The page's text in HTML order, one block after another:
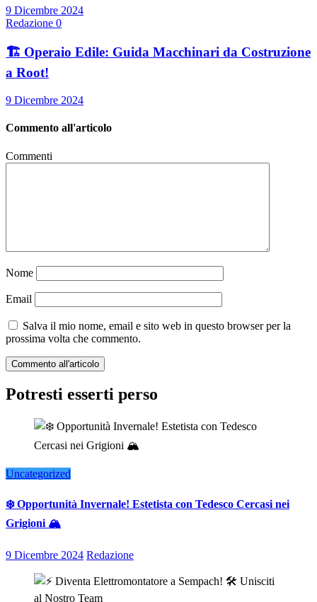
9 Dicembre 2024
Redazione 0
🏗️ Operaio Edile: Guida Macchinari da Costruzione
a Root!
9 Dicembre 2024
Commento all'articolo
Commenti
Nome
Email
Salva il mio nome, email e sito web in questo browser per la
prossima volta che commento.
Potresti esserti perso
Uncategorized
❄️ Opportunità Invernale! Estetista con Tedesco Cercasi nei
Grigioni 🏔️
9 Dicembre 2024 Redazione